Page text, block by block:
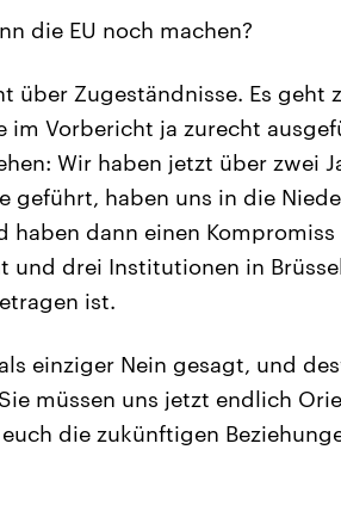
die EU noch machen?
über Zugeständnisse. Es geht
im Vorbericht ja zurecht
Wir haben jetzt über zwei
geführt, haben uns in die
haben dann einen
und drei Institutionen in
ist.
einziger Nein gesagt, und
müssen uns jetzt endlich
die zukünftigen